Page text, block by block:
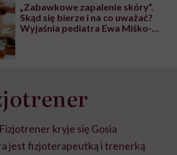
„Zabawkowe zapalenie skóry”.
Skąd się bierze i na co uważać?
Wyjaśnia pediatra Ewa Miśko-
kryje się Gosia
jestfizjoterapeutką i trenerką